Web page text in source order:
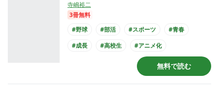
寺嶋裕二
3冊無料
#野球
#部活 #スポーツ
#青春
#成長
#高校生 #アニメ化
無料で読む